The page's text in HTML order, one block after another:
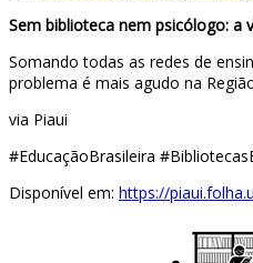
Sem biblioteca nem psicólogo: a
Somando todas as redes de
problema é mais agudo na
via Piaui
#EducaçãoBrasileira
Disponível em: https://